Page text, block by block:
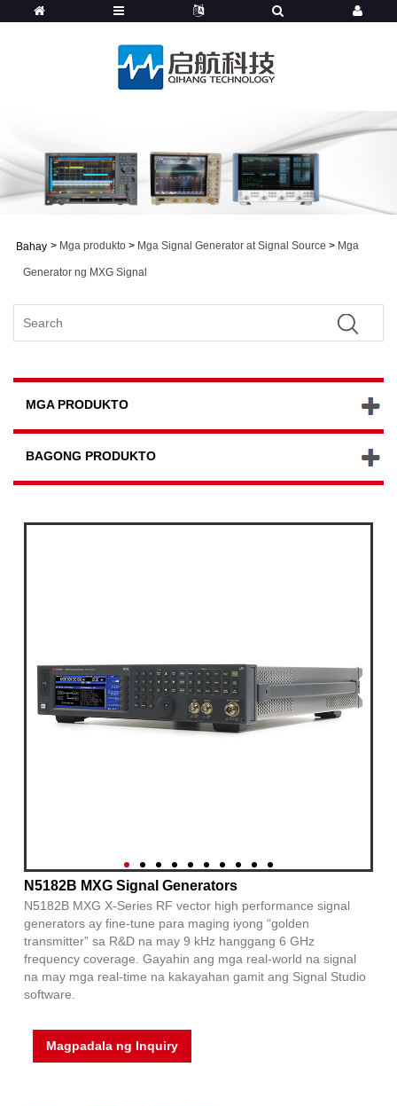
Bahay > Mga produkto > Mga Signal Generator at Signal Source > Mga
Generator ng MXG Signal
MGA PRODUKTO
BAGONG PRODUKTO
N5182B MXG Signal Generators
N5182B MXG X-Series RF vector high performance signal
generators ay fine-tune para maging iyong “golden
transmitter” sa R&D na may 9 kHz hanggang 6 GHz
frequency coverage. Gayahin ang mga real-world na signal
na may mga real-time na kakayahan gamit ang Signal Studio
software.
Magpadala ng Inquiry